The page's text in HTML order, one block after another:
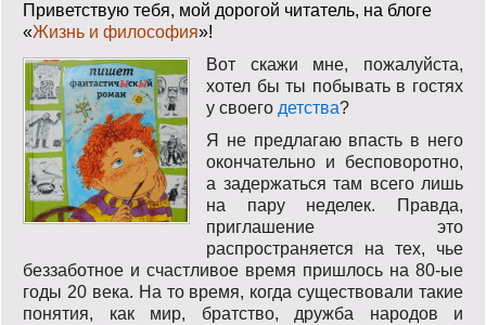
Слово гостям
Философские размышления
Этот огромный мир!
Login
Приветствую тебя, мой дорогой читатель, на блоге
«Жизнь и философия»!
Вот скажи мне, пожалуйста,
хотел бы ты побывать в гостях
у своего детства?
Я не предлагаю впасть в него
окончательно и бесповоротно,
а задержаться там всего лишь
на пару неделек. Правда,
приглашение это
распространяется на тех, чье
беззаботное и счастливое время пришлось на 80-ые
годы 20 века. На то время, когда существовали такие
понятия, как мир, братство, дружба народов и